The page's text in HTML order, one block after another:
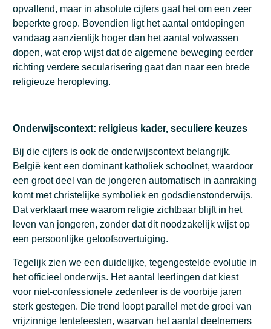
opvallend, maar in absolute cijfers gaat het om een zeer
beperkte groep. Bovendien ligt het aantal ontdopingen
vandaag aanzienlijk hoger dan het aantal volwassen
dopen, wat erop wijst dat de algemene beweging eerder
richting verdere secularisering gaat dan naar een brede
religieuze heropleving.
Onderwijscontext: religieus kader, seculiere keuzes
Bij die cijfers is ook de onderwijscontext belangrijk.
België kent een dominant katholiek schoolnet, waardoor
een groot deel van de jongeren automatisch in aanraking
komt met christelijke symboliek en godsdienstonderwijs.
Dat verklaart mee waarom religie zichtbaar blijft in het
leven van jongeren, zonder dat dit noodzakelijk wijst op
een persoonlijke geloofsovertuiging.
Tegelijk zien we een duidelijke, tegengestelde evolutie in
het officieel onderwijs. Het aantal leerlingen dat kiest
voor niet-confessionele zedenleer is de voorbije jaren
sterk gestegen. Die trend loopt parallel met de groei van
vrijzinnige lentefeesten, waarvan het aantal deelnemers